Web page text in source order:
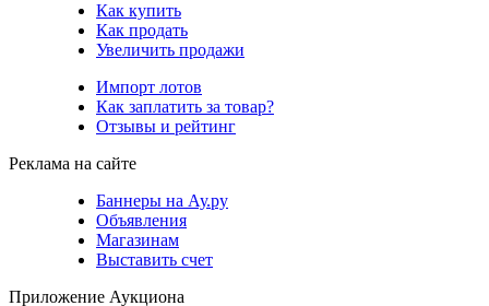
Как купить
Как продать
Увеличить продажи
Импорт лотов
Как заплатить за товар?
Отзывы и рейтинг
Реклама на сайте
Баннеры на Ау.ру
Объявления
Магазинам
Выставить счет
Приложение Аукциона